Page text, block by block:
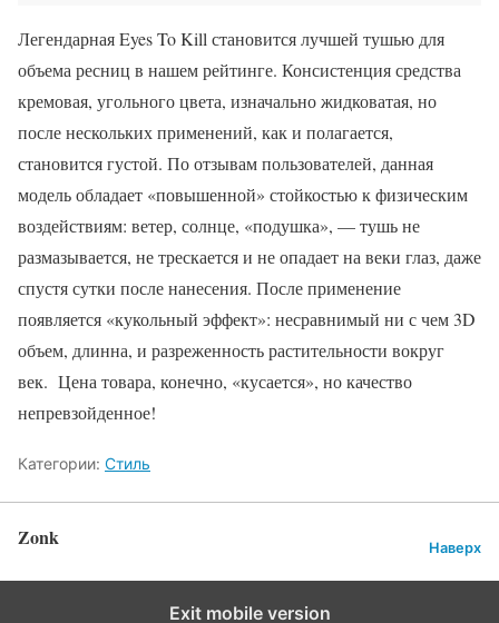
Легендарная Eyes To Kill становится лучшей тушью для
объема ресниц в нашем рейтинге. Консистенция средства
кремовая, угольного цвета, изначально жидковатая, но
после нескольких применений, как и полагается,
становится густой. По отзывам пользователей, данная
модель обладает «повышенной» стойкостью к физическим
воздействиям: ветер, солнце, «подушка», — тушь не
размазывается, не трескается и не опадает на веки глаз, даже
спустя сутки после нанесения. После применение
появляется «кукольный эффект»: несравнимый ни с чем 3D
объем, длинна, и разреженность растительности вокруг
век. Цена товара, конечно, «кусается», но качество
непревзойденное!
Категории: Стиль
Zonk Наверх
Exit mobile version